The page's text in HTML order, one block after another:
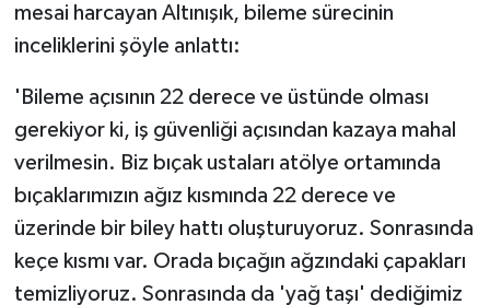
mesai harcayan Altınışık, bileme sürecinin
inceliklerini şöyle anlattı:
'Bileme açısının 22 derece ve üstünde olması
gerekiyor ki, iş güvenliği açısından kazaya mahal
verilmesin. Biz bıçak ustaları atölye ortamında
bıçaklarımızın ağız kısmında 22 derece ve
üzerinde bir biley hattı oluşturuyoruz. Sonrasında
keçe kısmı var. Orada bıçağın ağzındaki çapakları
temizliyoruz. Sonrasında da 'yağ taşı' dediğimiz